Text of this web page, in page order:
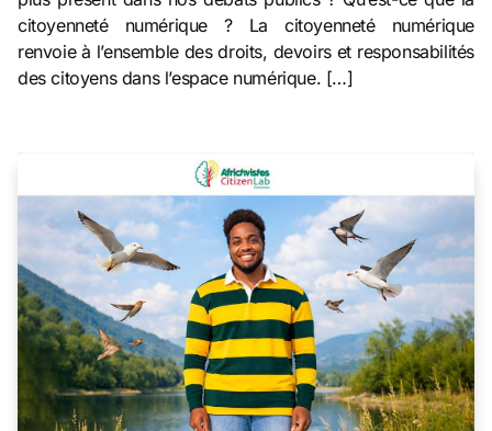
citoyenneté numérique ? La citoyenneté numérique
renvoie à l’ensemble des droits, devoirs et responsabilités
des citoyens dans l’espace numérique. […]